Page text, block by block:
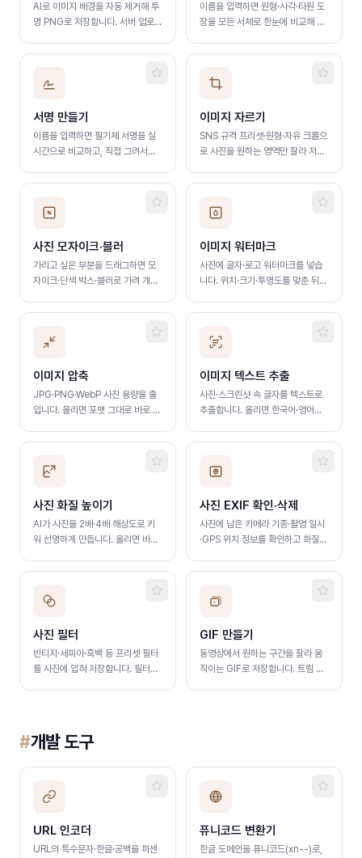
AI로 이미지 배경을 자동 제거해 투
명 PNG로 저장합니다. 서버 업로드
이름을 입력하면 원형·사각·타원 도
장을 모든 서체로 한눈에 비교해 투
라우저에서 처리됩니다
서명 만들기
이름을 입력하면 필기체 서명을 실
시간으로 비교하고, 직접 그려서도
장되며 100% 브라우저에서 처리
이미지 자르기
SNS 규격 프리셋·원형·자유 크롭으
로 사진을 원하는 영역만 잘라 저장
에서 처리됩니다
사진 모자이크·블러
가리고 싶은 부분을 드래그하면 모
자이크·단색 박스·블러로 가려 개인
브라우저에서 처리됩니다
이미지 워터마크
사진에 글자·로고 워터마크를 넣습
니다. 위치·크기·투명도를 맞춘 뒤
다
이미지 압축
JPG·PNG·WebP 사진 용량을 줄
입니다. 올리면 포맷 그대로 바로 압
용량 지정을 지원합니다. 서버 업로
이미지 텍스트 추출
사진·스크린샷 속 글자를 텍스트로
추출합니다. 올리면 한국어·영어를
와 붙여넣기(Ctrl+V) 업로드를 지
사진 화질 높이기
AI가 사진을 2배·4배 해상도로 키
워 선명하게 만듭니다. 올리면 바로
수 있습니다. 서버 업로드 없이 브라
사진 EXIF 확인·삭제
사진에 남은 카메라 기종·촬영 일시
·GPS 위치 정보를 확인하고 화질
ZIP 저장을 지원하며 서버 업로드
사진 필터
빈티지·세피아·흑백 등 프리셋 필터
를 사진에 입혀 저장합니다. 필터를
처리됩니다
GIF 만들기
동영상에서 원하는 구간을 잘라 움
직이는 GIF로 저장합니다. 트림 슬
#개발 도구
URL 인코더
URL의 특수문자·한글·공백을 퍼센
퓨니코드 변환기
한글 도메인을 퓨니코드(xn--)로,